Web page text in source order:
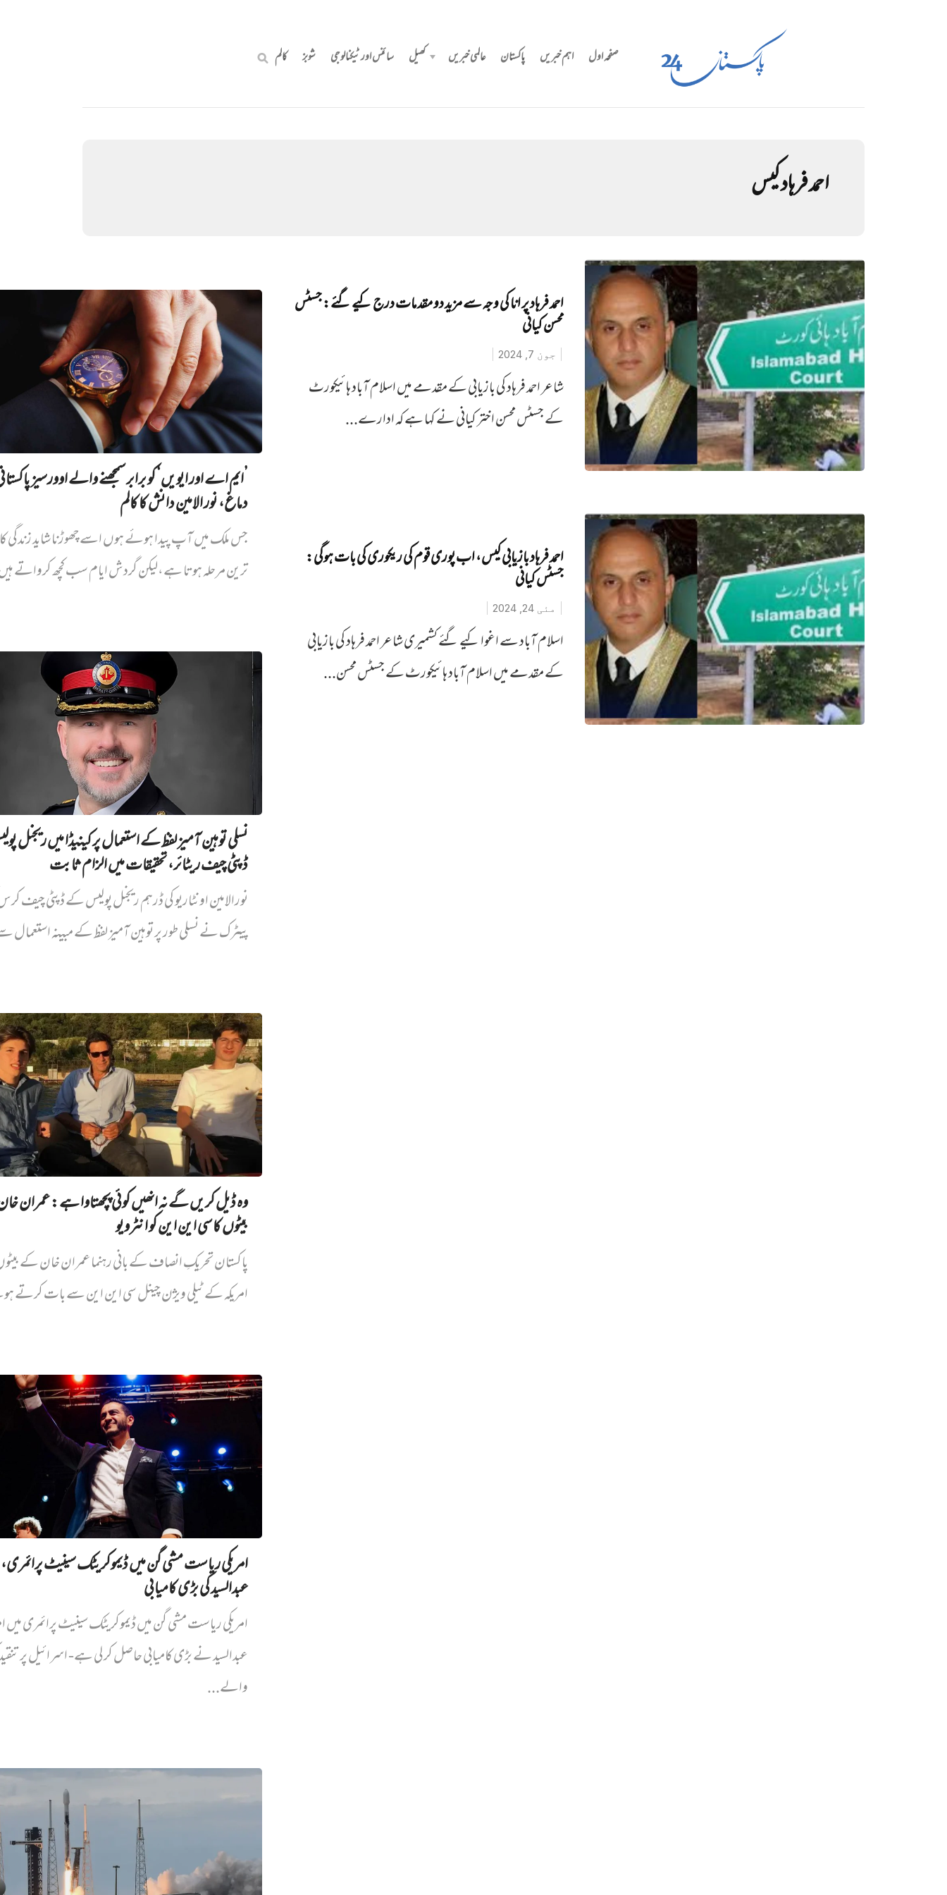
صفحہ اول اہم خبریں پاکستان عالمی خبریں کھیل سائنس اور ٹیکنالوجی شوبز کالم
احمد فرہاد کیس
احمد فرہاد پر انا کی وجہ سے مزید دو مقدمات درج کیے گئے: جسٹس
محسن کیانی
جون 7, 2024
شاعر احمد فرہاد کی بازیابی کے مقدمے میں اسلام آباد ہائیکورٹ
کے جسٹس محسن اختر کیانی نے کہا ہے کہ ادارے...
احمد فرہاد بازیابی کیس، اب پوری قوم کی ریکوری کی بات ہوگی:
جسٹس کیانی
مئی 24, 2024
اسلام آباد سے اغوا کیے گئے کشمیری شاعر احمد فرہاد کی بازیابی
کے مقدمے میں اسلام آباد ہائیکورٹ کے جسٹس محسن...
’ایم اے اور ایویں‌‘ کو برابر سمجھنے والے اوورسیز
دماغ، نور الامین دانش کا کالم
جس ملک میں آپ پیدا ہوئے ہوں اسے چھوڑنا شاید زندگی
ترین مرحلہ ہوتا ہے،لیکن گردش ایام سب کچھ کرواتے
نسلی توہین آمیز لفظ کے استعمال پر کینیڈا میں ریجنل
ڈپٹی چیف ریٹائر، تحقیقات میں الزام ثابت
نورالامین اونٹاریو کی ڈرہم ریجنل پولیس کے ڈپٹی چیف
پیٹرک نے نسلی طور پر توہین آمیز لفظ کے مبینہ
وہ ڈیل کریں گے نہ انھیں کوئی پچھتاوا ہے: عمران
بیٹوں کا سی این این کو انٹرویو
پاکستان تحریکِ انصاف کے بانی رہنما عمران خان کے
امریکہ کے ٹیلی ویژن چینل سی این این سے بات کرتے
امریکی ریاست مشی گن میں ڈیموکریٹک سینیٹ پرائمری،
عبدالسید کی بڑی کامیابی
امریکی ریاست مشی گن میں ڈیموکریٹک سینیٹ پرائمری میں‌
عبدالسید نے بڑی کامیابی حاصل کر لی ہے- اسرائیل پر
والے...